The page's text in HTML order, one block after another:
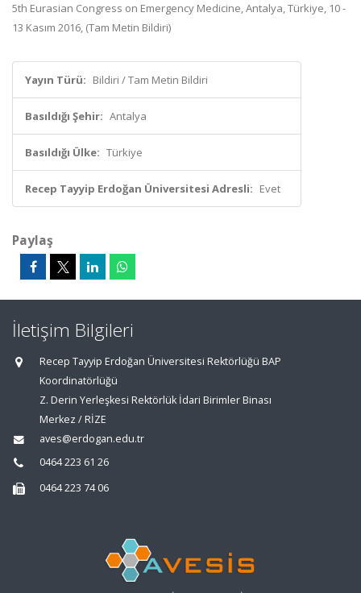
5th Eurasian Congress on Emergency Medicine, Antalya, Türkiye, 10 -
13 Kasım 2016, (Tam Metin Bildiri)
Yayın Türü: Bildiri / Tam Metin Bildiri
Basıldığı Şehir: Antalya
Basıldığı Ülke: Türkiye
Recep Tayyip Erdoğan Üniversitesi Adresli: Evet
Paylaş
İletişim Bilgileri
Recep Tayyip Erdoğan Üniversitesi Rektörlüğü BAP
Koordinatörlüğü
Z. Derin Yerleşkesi Rektörlük İdari Birimler Binası
Merkez / RİZE
aves@erdogan.edu.tr
0464 223 61 26
0464 223 74 06